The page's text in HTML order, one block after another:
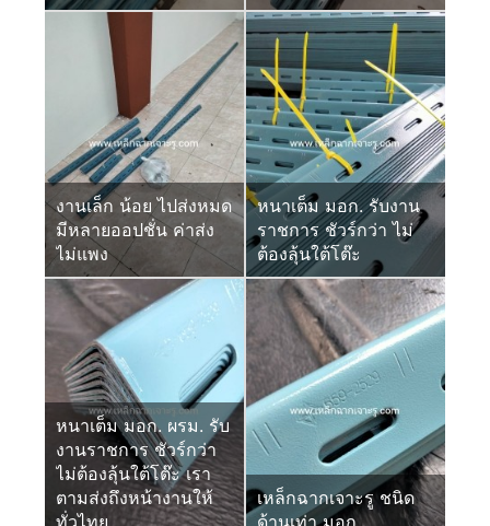
งานเล็ก น้อย ไปส่งหมด
มีหลายออปชั่น ค่าส่ง
ไม่แพง
หนาเต็ม มอก. รับงาน
ราชการ ชัวร์กว่า ไม่
ต้องลุ้นใต้โต๊ะ
หนาเต็ม มอก. ผรม. รับ
งานราชการ ชัวร์กว่า
ไม่ต้องลุ้นใต้โต๊ะ เรา
ตามส่งถึงหน้างานให้
ทั่วไทย
เหล็กฉากเจาะรู ชนิด
ด้านเท่า มอก.